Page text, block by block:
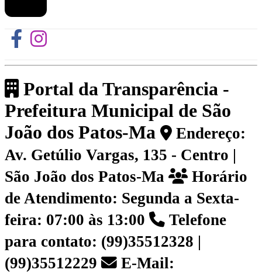
Portal da Transparência -
Prefeitura Municipal de São
João dos Patos-Ma
Endereço:
Av. Getúlio Vargas, 135 - Centro |
São João dos Patos-Ma
Horário
de Atendimento: Segunda a Sexta-
feira: 07:00 às 13:00
Telefone
para contato: (99)35512328 |
(99)35512229
E-Mail: